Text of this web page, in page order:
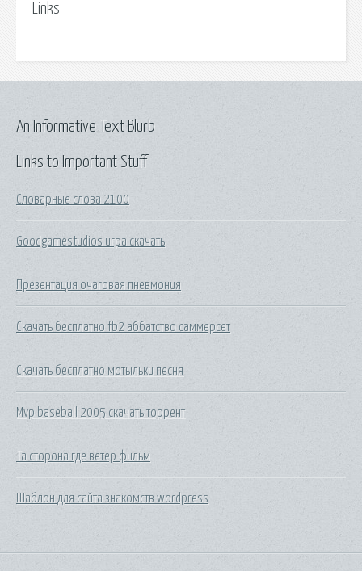
Links
Links to Important Stuff
Словарные слова 2100
Goodgamestudios игра скачать
Презентация очаговая пневмония
Скачать бесплатно fb2 аббатство саммерсет
Скачать бесплатно мотыльки песня
Mvp baseball 2005 скачать торрент
Та сторона где ветер фильм
Шаблон для сайта знакомств wordpress
An Informative Text Blurb